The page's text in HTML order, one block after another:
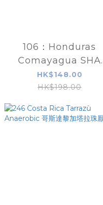
106：Honduras
Comayagua SHA
WhiskyBarrel
Fermentation
HK$148.00
HK$198.00